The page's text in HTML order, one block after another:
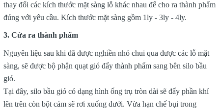
thay đổi các kích thước mặt sàng lỗ khác nhau để cho ra thành phẩm
đúng với yêu cầu. Kích thước mặt sàng gồm 1ly - 3ly - 4ly.
3. Cửa ra thành phẩm
Nguyên liệu sau khi đã được nghiền nhỏ chui qua được các lỗ mặt
sàng, sẽ được bộ phận quạt gió đẩy thành phẩm sang bên silo bầu
gió.
Tại đây, silo bầu gió có dạng hình ống trụ tròn dài sẽ đẩy phần khí
lên trên còn bột cám sẽ rơi xuống dưới. Vừa hạn chế bụi trong